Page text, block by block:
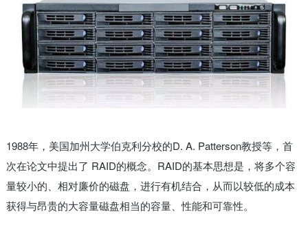
1988年，美国加州大学伯克利分校的D. A. Patterson教授等，首
次在论文中提出了 RAID的概念。RAID的基本思想是，将多个容
量较小的、相对廉价的磁盘，进行有机结合，从而以较低的成本
获得与昂贵的大容量磁盘相当的容量、性能和可靠性。